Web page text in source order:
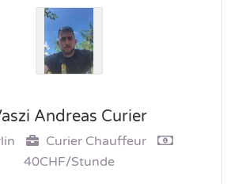
Andreas Curier
Curier Chauffeur
40CHF/Stunde